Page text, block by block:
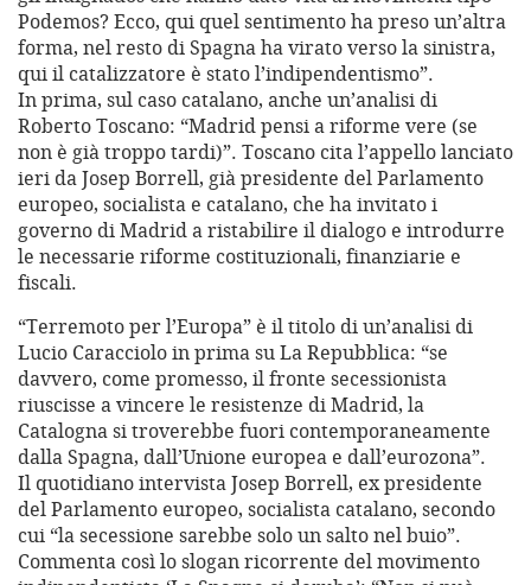
Podemos? Ecco, qui quel sentimento ha preso un’altra
forma, nel resto di Spagna ha virato verso la sinistra,
qui il catalizzatore è stato l’indipendentismo”.
In prima, sul caso catalano, anche un’analisi di
Roberto Toscano: “Madrid pensi a riforme vere (se
non è già troppo tardi)”. Toscano cita l’appello lanciato
ieri da Josep Borrell, già presidente del Parlamento
europeo, socialista e catalano, che ha invitato i
governo di Madrid a ristabilire il dialogo e introdurre
le necessarie riforme costituzionali, finanziarie e
fiscali.
“Terremoto per l’Europa” è il titolo di un’analisi di
Lucio Caracciolo in prima su La Repubblica: “se
davvero, come promesso, il fronte secessionista
riuscisse a vincere le resistenze di Madrid, la
Catalogna si troverebbe fuori contemporaneamente
dalla Spagna, dall’Unione europea e dall’eurozona”.
Il quotidiano intervista Josep Borrell, ex presidente
del Parlamento europeo, socialista catalano, secondo
cui “la secessione sarebbe solo un salto nel buio”.
Commenta così lo slogan ricorrente del movimento